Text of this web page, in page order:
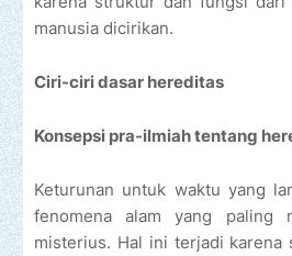
manusia dicirikan.
Ciri-ciri dasar hereditas
Konsepsi pra-ilmiah tentang
Keturunan untuk waktu yang
fenomena alam yang paling
misterius. Hal ini terjadi karena